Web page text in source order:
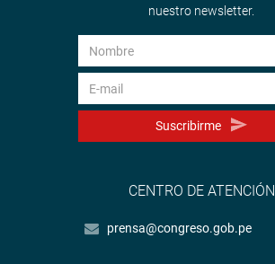
nuestro newsletter.
Suscribirme
CENTRO DE ATENCIÓN
prensa@congreso.gob.pe